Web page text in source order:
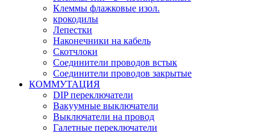
Клеммы флажковые изол.
крокодилы
Лепестки
Наконечники на кабель
Скотчлоки
Соединители проводов встык
Соединители проводов закрытые
КОММУТАЦИЯ
DIP переключатели
Вакуумные выключатели
Выключатели на провод
Галетные переключатели